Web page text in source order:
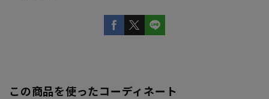
この商品を使ったコーディネート